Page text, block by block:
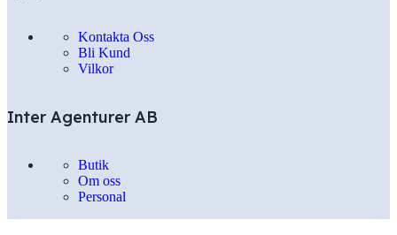
Kontakta Oss
Bli Kund
Vilkor
Inter Agenturer AB
Butik
Om oss
Personal